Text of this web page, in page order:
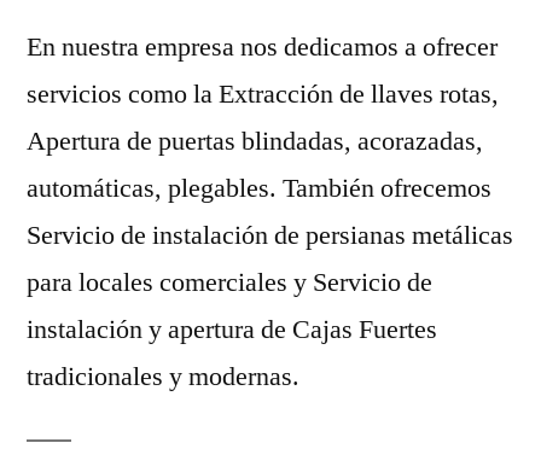
En nuestra empresa nos dedicamos a ofrecer
servicios como la Extracción de llaves rotas,
Apertura de puertas blindadas, acorazadas,
automáticas, plegables. También ofrecemos
Servicio de instalación de persianas metálicas
para locales comerciales y Servicio de
instalación y apertura de Cajas Fuertes
tradicionales y modernas.